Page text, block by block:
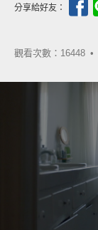
分享給好友：
觀看次數：16448 •